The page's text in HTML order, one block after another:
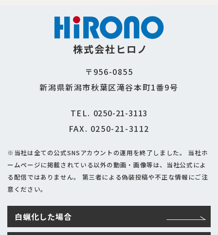
株式会社ヒロノ
〒956-0855
新潟県新潟市秋葉区滝谷本町1番9号
TEL. 0250-21-3113
FAX. 0250-21-3112
※当社は全ての公式SNSアカウントの運用を終了しました。
当社ホ
ームページに掲載されている以外の動画・画像等は、当社公式によ
る配信ではありません。
第三者による偽装投稿や不正な情報にご注
意ください。
白蝋化した場合